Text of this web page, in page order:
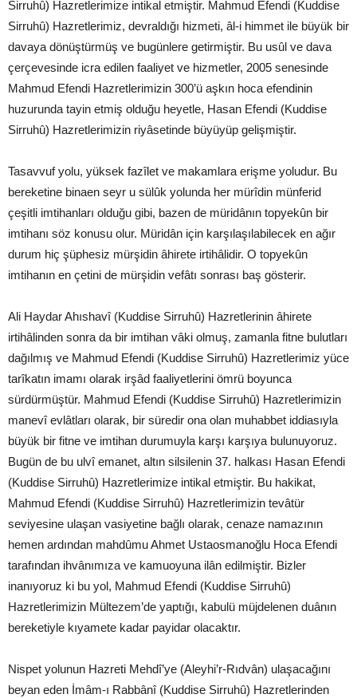
Sirruhû) Hazretlerimize intikal etmiştir. Mahmud Efendi (Kuddise
Sirruhû) Hazretlerimiz, devraldığı hizmeti, âl-i himmet ile büyük bir
davaya dönüştürmüş ve bugünlere getirmiştir. Bu usûl ve dava
çerçevesinde icra edilen faaliyet ve hizmetler, 2005 senesinde
Mahmud Efendi Hazretlerimizin 300’ü aşkın hoca efendinin
huzurunda tayin etmiş olduğu heyetle, Hasan Efendi (Kuddise
Sirruhû) Hazretlerimizin riyâsetinde büyüyüp gelişmiştir.
Tasavvuf yolu, yüksek fazîlet ve makamlara erişme yoludur. Bu
bereketine binaen seyr u sülûk yolunda her mürîdin münferid
çeşitli imtihanları olduğu gibi, bazen de müridânın topyekûn bir
imtihanı söz konusu olur. Müridân için karşılaşılabilecek en ağır
durum hiç şüphesiz mürşidin âhirete irtihâlidir. O topyekûn
imtihanın en çetini de mürşidin vefâtı sonrası baş gösterir.
Ali Haydar Ahıshavî (Kuddise Sirruhû) Hazretlerinin âhirete
irtihâlinden sonra da bir imtihan vâki olmuş, zamanla fitne bulutları
dağılmış ve Mahmud Efendi (Kuddise Sirruhû) Hazretlerimiz yüce
tarîkatın imamı olarak irşâd faaliyetlerini ömrü boyunca
sürdürmüştür. Mahmud Efendi (Kuddise Sirruhû) Hazretlerimizin
manevî evlâtları olarak, bir süredir ona olan muhabbet iddiasıyla
büyük bir fitne ve imtihan durumuyla karşı karşıya bulunuyoruz.
Bugün de bu ulvî emanet, altın silsilenin 37. halkası Hasan Efendi
(Kuddise Sirruhû) Hazretlerimize intikal etmiştir. Bu hakikat,
Mahmud Efendi (Kuddise Sirruhû) Hazretlerimizin tevâtür
seviyesine ulaşan vasiyetine bağlı olarak, cenaze namazının
hemen ardından mahdûmu Ahmet Ustaosmanoğlu Hoca Efendi
tarafından ihvânımıza ve kamuoyuna ilân edilmiştir. Bizler
inanıyoruz ki bu yol, Mahmud Efendi (Kuddise Sirruhû)
Hazretlerimizin Mültezem’de yaptığı, kabulü müjdelenen duânın
bereketiyle kıyamete kadar payidar olacaktır.
Nispet yolunun Hazreti Mehdî’ye (Aleyhi’r-Rıdvân) ulaşacağını
beyan eden İmâm-ı Rabbânî (Kuddise Sirruhû) Hazretlerinden